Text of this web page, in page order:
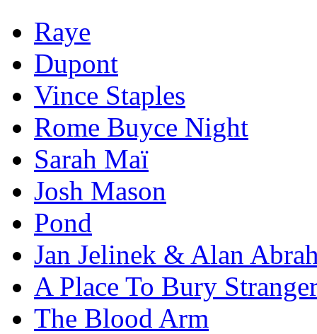
Raye
Dupont
Vince Staples
Rome Buyce Night
Sarah Maï
Josh Mason
Pond
Jan Jelinek & Alan
A Place To Bury
The Blood Arm